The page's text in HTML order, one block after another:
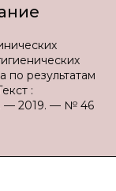
по результатам
:
— 2019. — № 46